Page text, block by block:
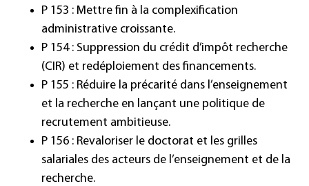
P 153 : Mettre fin à la complexification
administrative croissante.
P 154 : Suppression du crédit d’impôt recherche
(CIR) et redéploiement des financements.
P 155 : Réduire la précarité dans l’enseignement
et la recherche en lançant une politique de
recrutement ambitieuse.
P 156 : Revaloriser le doctorat et les grilles
salariales des acteurs de l’enseignement et de la
recherche.